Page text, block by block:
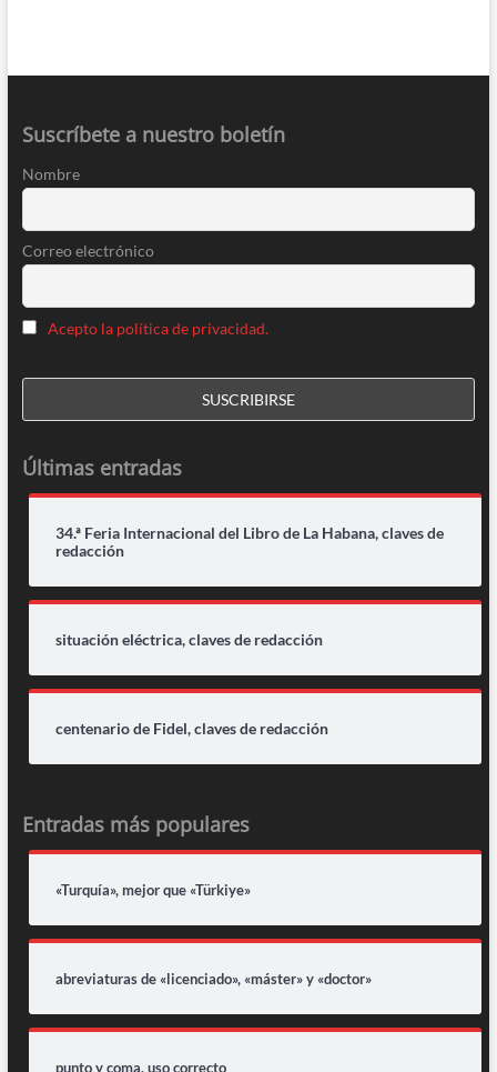
Suscríbete a nuestro boletín
Nombre
Correo electrónico
Acepto la política de privacidad.
Últimas entradas
34.ª Feria Internacional del Libro de La Habana, claves de
redacción
situación eléctrica, claves de redacción
centenario de Fidel, claves de redacción
Entradas más populares
«Turquía», mejor que «Türkiye»
abreviaturas de «licenciado», «máster» y «doctor»
punto y coma, uso correcto